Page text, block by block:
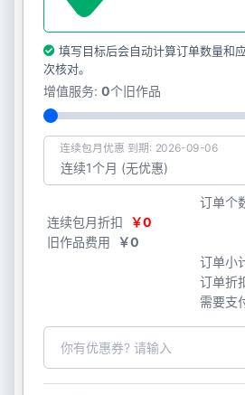
填写目标后会自动计算订单数量和
次核对。
增值服务: 0个旧作品
连续包月优惠 到期: 2026-09-06
订单个
连续包月折扣
￥0
旧作品费用
￥0
订单小
订单折
需要支